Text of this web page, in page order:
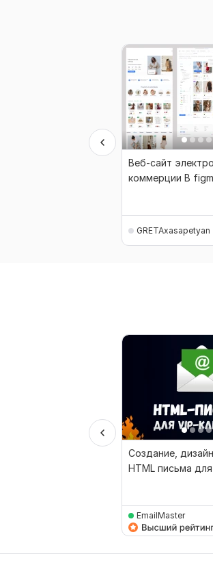
Веб-сайт
коммерции В
GRETAxasapetyan
Создание,
HTML письма
EmailMaster